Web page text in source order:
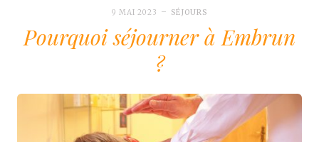
9 MAI 2023 SÉJOURS
Pourquoi séjourner à Embrun
?